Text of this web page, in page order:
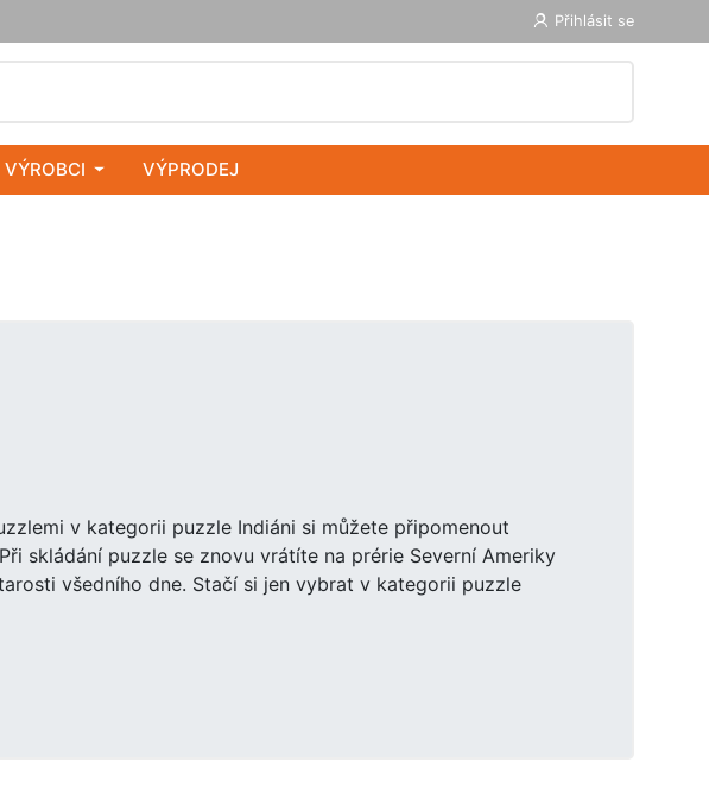
Přihlásit se
VÝROBCI VÝPRODEJ
v kategorii puzzle Indiáni si můžete připomenout
skládání puzzle se znovu vrátíte na prérie Severní Ameriky
všedního dne. Stačí si jen vybrat v kategorii puzzle